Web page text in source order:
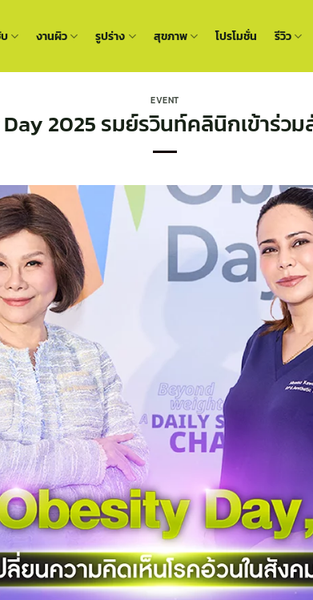
งานผิว รูปร่าง สุขภาพ โปรโมชั่น รีวิว
EVENT
2025 รมย์รวินท์คลินิกเข้าร่วม